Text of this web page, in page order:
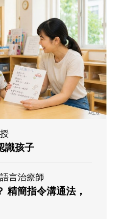
識孩子
言治療師
精簡指令溝通法，